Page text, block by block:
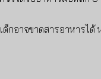
ด็กอาจขาดสารอาหารไ